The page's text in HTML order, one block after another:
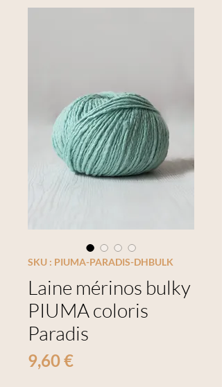
SKU : PIUMA-PARADIS-DHBULK
Laine mérinos bulky
PIUMA coloris
Paradis
9,60 €Prix